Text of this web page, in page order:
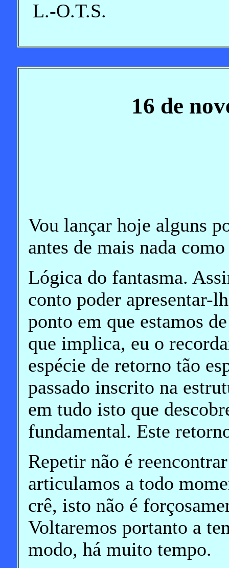
L.-O.T.S.
16 de
Vou lançar hoje alguns
antes de mais nada
Lógica do fantasma.
conto poder apresentar-
ponto em que estamos
que implica, eu o
espécie de retorno tão
passado inscrito na
em tudo isto que
fundamental. Este
Repetir não é
articulamos a todo
crê, isto não é
Voltaremos portanto a
modo, há muito tempo.